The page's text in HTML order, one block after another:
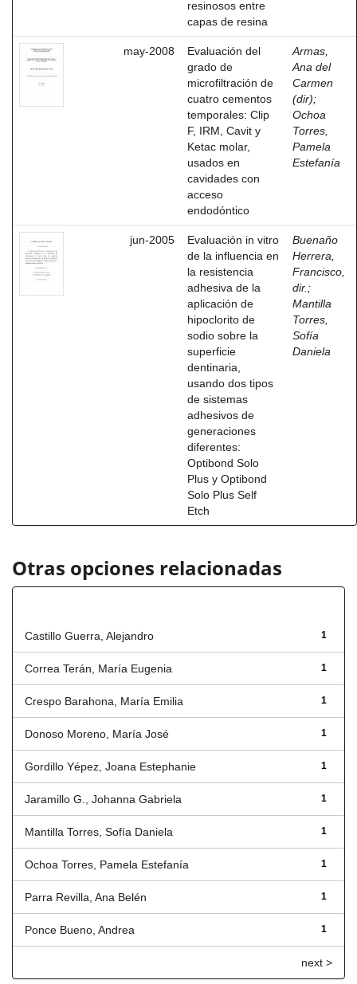
resinosos entre
capas de resina
may-2008
Evaluación del
grado de
microfiltración de
cuatro cementos
temporales: Clip
F, IRM, Cavit y
Ketac molar,
usados en
cavidades con
acceso
endodóntico
Armas,
Ana del
Carmen
(dir);
Ochoa
Torres,
Pamela
Estefanía
jun-2005
Evaluación in vitro
de la influencia en
la resistencia
adhesiva de la
aplicación de
hipoclorito de
sodio sobre la
superficie
dentinaria,
usando dos tipos
de sistemas
adhesivos de
generaciones
diferentes:
Optibond Solo
Plus y Optibond
Solo Plus Self
Etch
Buenaño
Herrera,
Francisco,
dir. ;
Mantilla
Torres,
Sofía
Daniela
Otras opciones relacionadas
1
Castillo Guerra, Alejandro
1
Correa Terán, María Eugenia
1
Crespo Barahona, María Emilia
1
Donoso Moreno, María José
1
Gordillo Yépez, Joana Estephanie
1
Jaramillo G., Johanna Gabriela
1
Mantilla Torres, Sofía Daniela
1
Ochoa Torres, Pamela Estefanía
1
Parra Revilla, Ana Belén
1
Ponce Bueno, Andrea
next >